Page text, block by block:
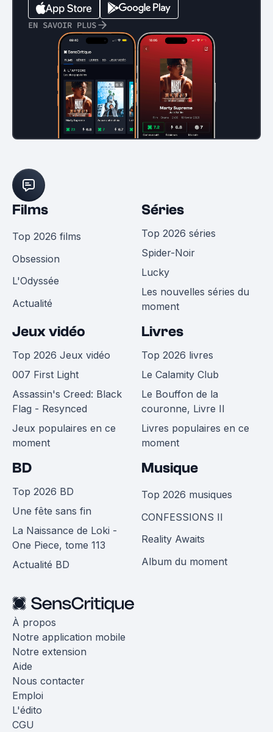
EN SAVOIR PLUS
Films
Top 2026 films
Obsession
L'Odyssée
Actualité
Séries
Top 2026 séries
Spider-Noir
Lucky
Les nouvelles séries du
moment
Jeux vidéo
Top 2026 Jeux vidéo
007 First Light
Assassin's Creed: Black
Flag - Resynced
Jeux populaires en ce
moment
Livres
Top 2026 livres
Le Calamity Club
Le Bouffon de la
couronne, Livre II
Livres populaires en ce
moment
BD
Top 2026 BD
Une fête sans fin
La Naissance de Loki -
One Piece, tome 113
Actualité BD
Musique
Top 2026 musiques
CONFESSIONS II
Reality Awaits
Album du moment
À propos
Notre application mobile
Notre extension
Aide
Nous contacter
Emploi
L'édito
CGU